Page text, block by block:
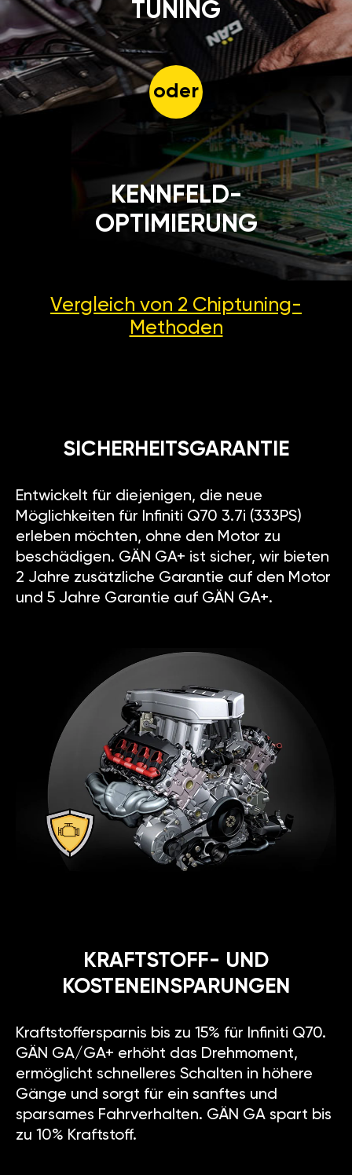
TUNING
oder
KENNFELD-
OPTIMIERUNG
Vergleich von 2 Chiptuning-
Methoden
SICHERHEITSGARANTIE
Entwickelt für diejenigen, die neue
Möglichkeiten für Infiniti Q70 3.7i (333PS)
erleben möchten, ohne den Motor zu
beschädigen. GÄN GA+ ist sicher, wir bieten
2 Jahre zusätzliche Garantie auf den Motor
und 5 Jahre Garantie auf GÄN GA+.
KRAFTSTOFF- UND
KOSTENEINSPARUNGEN
Kraftstoffersparnis bis zu 15% für Infiniti Q70.
GÄN GA/GA+ erhöht das Drehmoment,
ermöglicht schnelleres Schalten in höhere
Gänge und sorgt für ein sanftes und
sparsames Fahrverhalten. GÄN GA spart bis
zu 10% Kraftstoff.